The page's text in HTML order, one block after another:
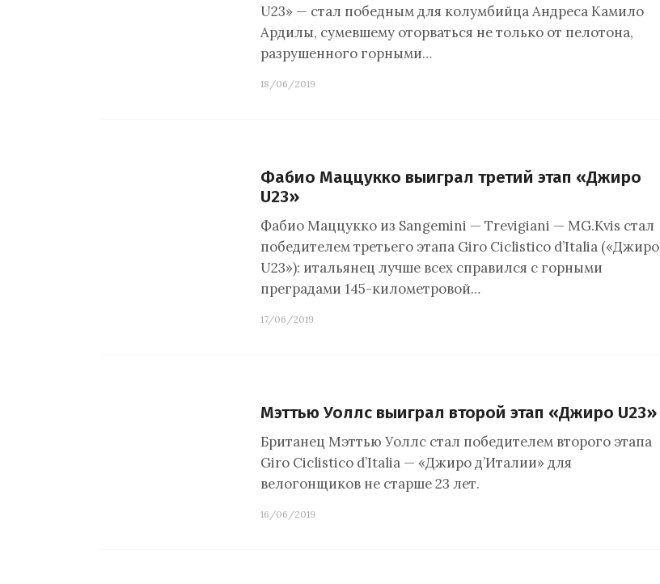
U23» — стал победным для колумбийца Андреса Камило
Ардилы, сумевшему оторваться не только от пелотона,
разрушенного горными…
18/06/2019
Фабио Маццукко выиграл третий этап «Джиро
U23»
Фабио Маццукко из Sangemini — Trevigiani — MG.Kvis стал
победителем третьего этапа Giro Ciclistico d’Italia («Джиро
U23»): итальянец лучше всех справился с горными
преградами 145-километровой…
17/06/2019
Мэттью Уоллс выиграл второй этап «Джиро U23»
Британец Мэттью Уоллс стал победителем второго этапа
Giro Ciclistico d’Italia — «Джиро д’Италии» для
велогонщиков не старше 23 лет.
16/06/2019